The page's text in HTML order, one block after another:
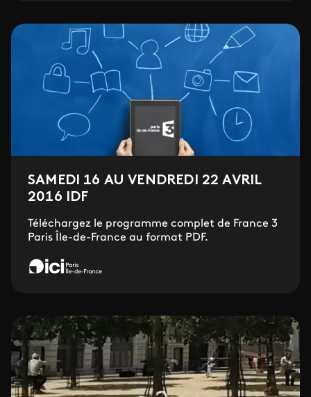
SAMEDI 16 AU VENDREDI 22 AVRIL
2016 IDF
Téléchargez le programme complet de France 3
Paris Île-de-France au format PDF.